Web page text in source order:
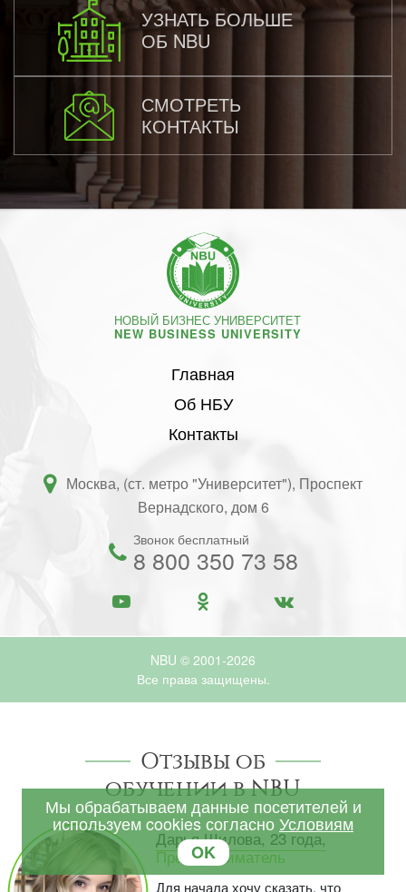
УЗНАТЬ БОЛЬШЕ
ОБ NBU
СМОТРЕТЬ
КОНТАКТЫ
НОВЫЙ БИЗНЕС УНИВЕРСИТЕТ
NEW BUSINESS UNIVERSITY
Главная
Об НБУ
Контакты
Москва, (ст. метро "Университет"), Проспект
Вернадского, дом 6
Звонок бесплатный
8 800 350 73 58
NBU © 2001-2026
Все права защищены.
Отзывы об
обучении в NBU
Дарья Шилова, 23 года,
Предприниматель
Для начала хочу сказать, что
Мы обрабатываем данные посетителей и
используем cookies согласноУсловиям
OK